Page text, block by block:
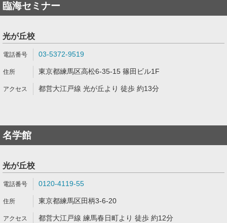
臨海セミナー
光が丘校
03-5372-9519
東京都練馬区高松6-35-15 篠田ビル1F
都営大江戸線 光が丘より 徒歩 約13分
名学館
光が丘校
0120-4119-55
東京都練馬区田柄3-6-20
都営大江戸線 練馬春日町より 徒歩 約12分